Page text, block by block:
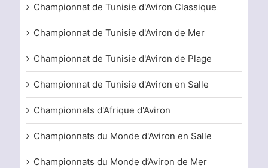
Championnat de Tunisie d'Aviron Classique
Championnat de Tunisie d'Aviron de Mer
Championnat de Tunisie d'Aviron de Plage
Championnat de Tunisie d'Aviron en Salle
Championnats d'Afrique d'Aviron
Championnats du Monde d'Aviron en Salle
Championnats du Monde d’Aviron de Mer